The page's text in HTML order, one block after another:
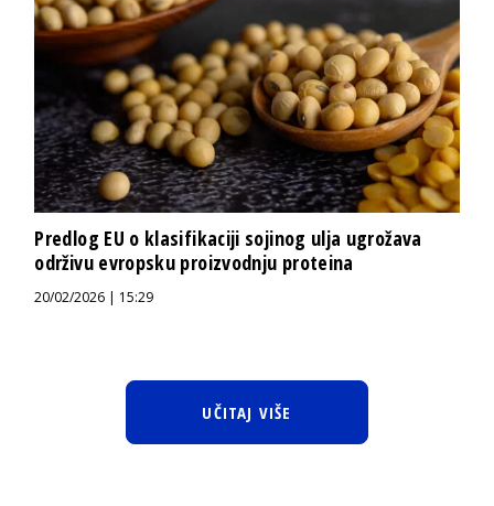
Predlog EU o klasifikaciji sojinog ulja ugrožava
održivu evropsku proizvodnju proteina
20/02/2026 | 15:29
UČITAJ VIŠE